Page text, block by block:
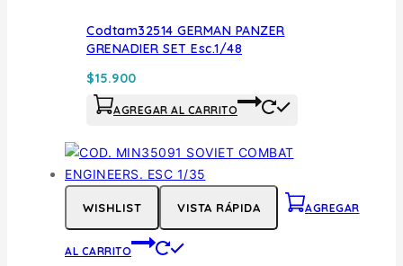
Codtam32514 GERMAN PANZER
GRENADIER SET Esc.1/48
$15.900
AGREGAR AL CARRITO
WISHLIST VISTA RÁPIDA AGREGAR
AL CARRITO